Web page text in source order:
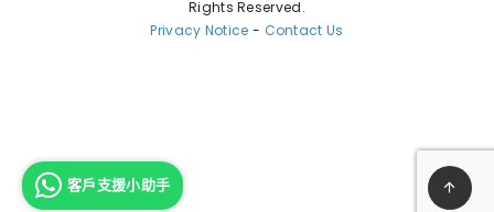
Rights Reserved.
Privacy Notice - Contact Us
客戶支援小助手